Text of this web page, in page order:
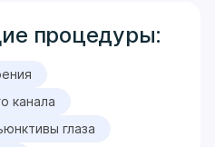
процедуры:
канала
глаза